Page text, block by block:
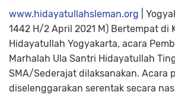
www.hidayatullahsleman.org |
1442 H/2 April 2021 M) Bertempat di
Hidayatullah Yogyakarta, acara
Marhalah Ula Santri Hidayatullah
SMA/Sederajat dilaksanakan. Acara
diselenggarakan serentak secara